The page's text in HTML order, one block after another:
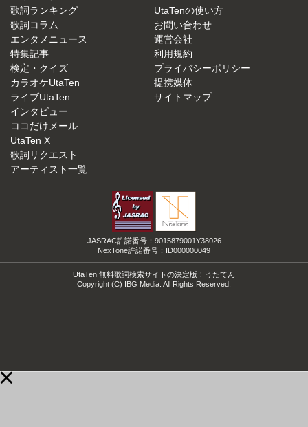
歌詞ランキング
歌詞コラム
エンタメニュース
特集記事
検定・クイズ
カラオケUtaTen
ライブUtaTen
インタビュー
ココだけメール
UtaTen X
歌詞リクエスト
アーティスト一覧
UtaTenの使い方
お問い合わせ
運営会社
利用規約
プライバシーポリシー
提携媒体
サイトマップ
JASRAC許諾番号：9015879001Y38026
NexTone許諾番号：ID000000049
UtaTen 無料歌詞検索サイトの決定版！うたてん
Copyright (C) IBG Media. All Rights Reserved.